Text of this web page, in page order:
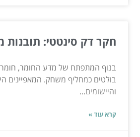
חקר דק סינטטי: תובנות
בנוף המתפתח של מדע החומר,
בולטים כמחליף משחק. המאפיינים
והיישומים...
קרא עוד »